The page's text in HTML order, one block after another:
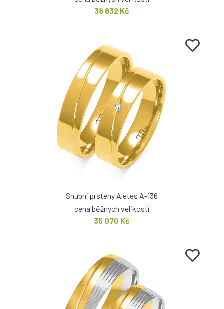
38 832 Kč
Snubní prsteny Aletes A-136
cena běžných velikostí
35 070 Kč